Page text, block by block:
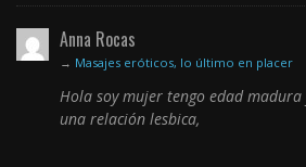
Anna Rocas
→ Masajes eróticos, lo último en placer
Hola soy mujer tengo edad
una relación lesbica,